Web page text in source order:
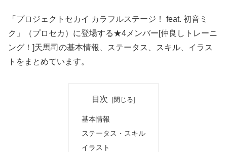
「プロジェクトセカイ カラフルステージ！ feat. 初音ミ
ク」（プロセカ）に登場する★4メンバー[仲良しトレーニ
ング！]天馬司の基本情報、ステータス、スキル、イラス
トをまとめています。
目次
基本情報
ステータス・スキル
イラスト